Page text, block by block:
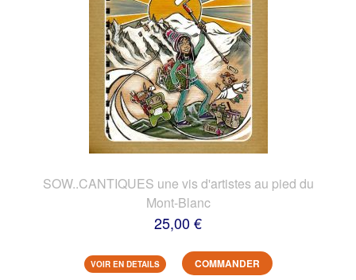
SOW..CANTIQUES une vis d'artistes au pied du
Mont-Blanc
25,00 €
VOIR EN DETAILS COMMANDER